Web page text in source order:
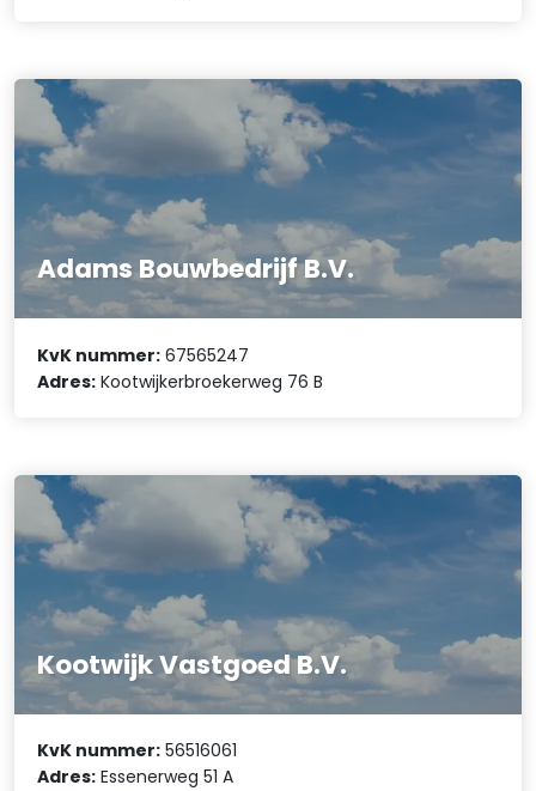
Adams Bouwbedrijf B.V.
KvK nummer: 67565247
Adres: Kootwijkerbroekerweg 76 B
Kootwijk Vastgoed B.V.
KvK nummer: 56516061
Adres: Essenerweg 51 A